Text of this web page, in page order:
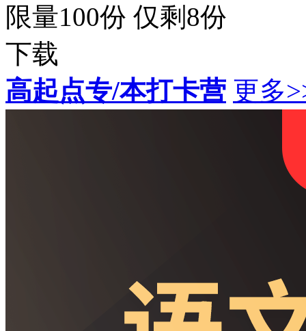
限量100份 仅剩 8份
下载
高起点专/本打卡营 更多